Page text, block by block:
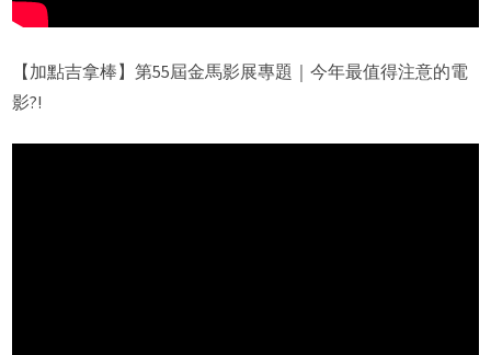
【加點吉拿棒】第55屆金馬影展專題｜今年最值得注意的電
影?!